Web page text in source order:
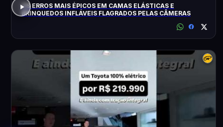
OS ERROS MAIS ÉPICOS EM CAMAS ELÁSTICAS E
BRINQUEDOS INFLÁVEIS FLAGRADOS PELAS CÂMERAS